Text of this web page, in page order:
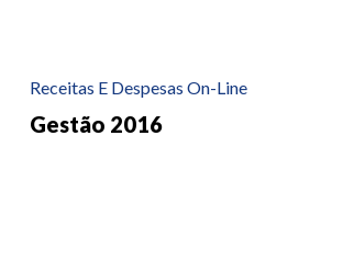
Receitas E Despesas On-Line
Gestão 2016